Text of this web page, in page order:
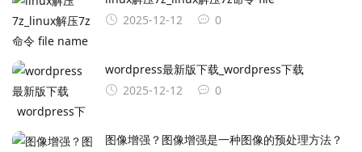
2025-12-12
0
wordpress最新版下载_wordpress下载
2025-12-12
0
图像增强？图像增强是一种图像的预处理方法？